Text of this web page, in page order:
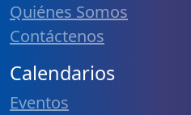
Quiénes Somos
Contáctenos
Calendarios
Eventos